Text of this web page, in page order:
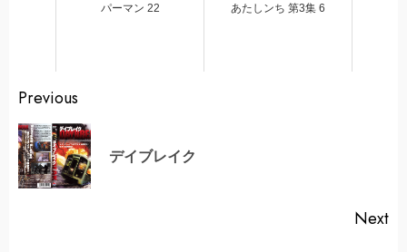
パーマン 22 あたしンち 第3集 6
Continue
Reading
Previous
デイブレイク
Next